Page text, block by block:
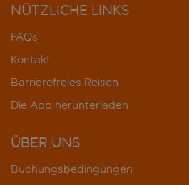
NÜTZLICHE LINKS
FAQs
Kontakt
Barrierefreies Reisen
Die App herunterladen
ÜBER UNS
Buchungsbedingungen